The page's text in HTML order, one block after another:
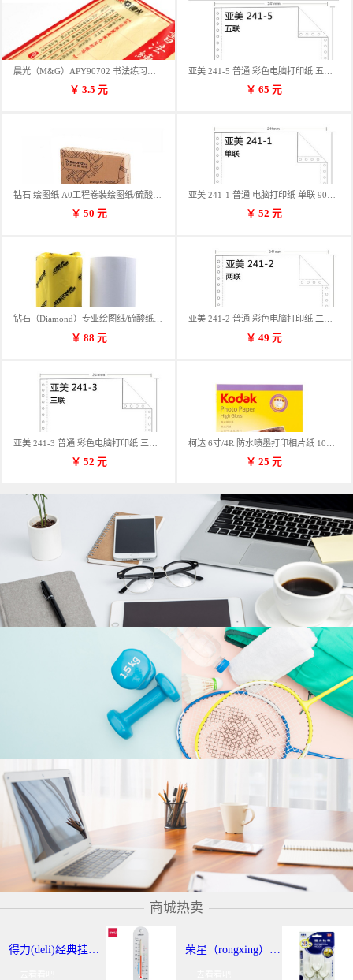
￥ 3.5元 ￥ 65元
钻石 绘图纸 A0工程卷装绘图纸/硫酸纸 50m卷装 914*50MM/卷
￥ 50 元 ￥ 52元
钻石（Diamond）专业绘图纸/硫酸纸 临摹纸 73g A4 297mm*70m 单卷装
￥ 88 元
亚美 241-2 普通 彩色电脑打印纸 二联 900张/箱 蓝包装 三等份
￥ 49元
￥ 52 元 ￥ 25元
商城热卖
得力(deli)经典挂壁式温度计 个性化提示温湿度计 办公用品 9013 荣星（rongxing）RX-220 超强力粘钩/挂钩（2KG） 3个/卡